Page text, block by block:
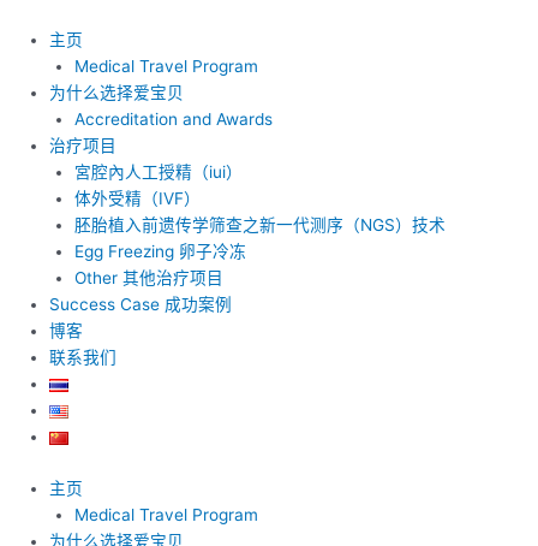
主页
Medical Travel Program
为什么选择爱宝贝
Accreditation and Awards
治疗项目
宮腔內人工授精（iui）
体外受精（IVF）
胚胎植入前遗传学筛查之新一代测序（NGS）技术
Egg Freezing 卵子冷冻
Other 其他治疗项目
Success Case 成功案例
博客
联系我们
主页
Medical Travel Program
为什么选择爱宝贝